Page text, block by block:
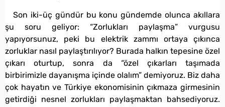
Son iki-üç gündür bu konu gündemde olunca akıllara
şu soru geliyor: “Zorlukları paylaşma” vurgusu
yapıyorsunuz, peki bu elektrik zammı ortaya çıkınca
zorluklar nasıl paylaştırılıyor? Burada halkın tepesine özel
çıkarı oturtup, sonra da “özel çıkarları taşımada
birbirimizle dayanışma içinde olalım” demiyoruz. Biz daha
çok hayatın ve Türkiye ekonomisinin çıkmaza girmesinin
getirdiği nesnel zorlukları paylaşmaktan bahsediyoruz.